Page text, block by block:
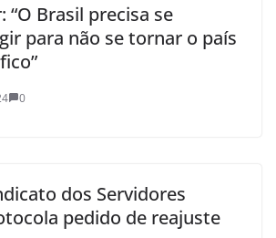
“O Brasil precisa se
para não se tornar o país
0
dos Servidores
pedido de reajuste